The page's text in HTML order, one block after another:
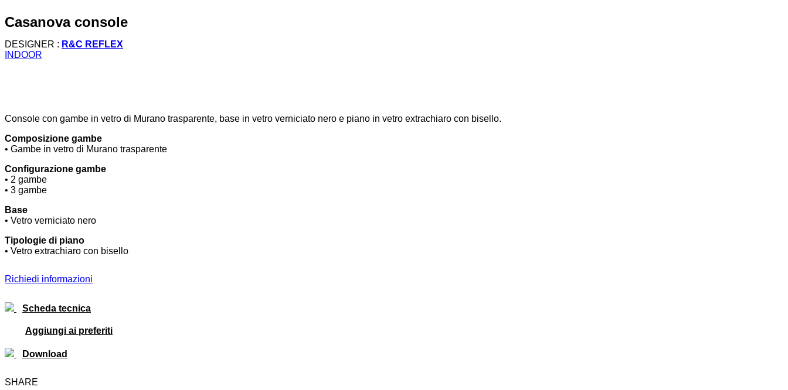
casanova console
DESIGNER : R&C REFLEX
INDOOR
Console con gambe in vetro di Murano trasparente, base in vetro verniciato nero e piano in vetro extrachiaro con bisello.
Composizione gambe
• Gambe in vetro di Murano trasparente
Configurazione gambe
• 2 gambe
• 3 gambe
Base
• Vetro verniciato nero
Tipologie di piano
• Vetro extrachiaro con bisello
Richiedi informazioni
Scheda tecnica
Aggiungi ai preferiti
Download
SHARE